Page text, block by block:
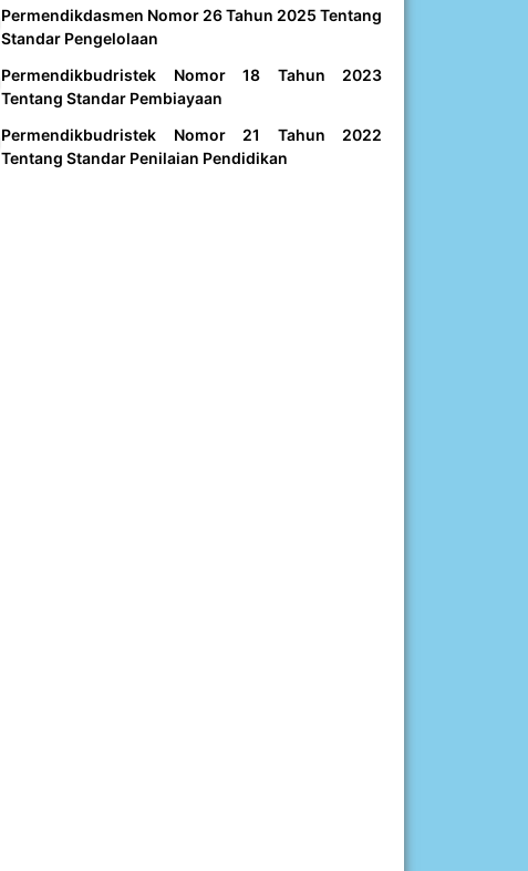
Permendikdasmen Nomor 26 Tahun 2025 Tentang
Standar Pengelolaan
Permendikbudristek Nomor 18 Tahun 2023
Tentang Standar Pembiayaan
Permendikbudristek Nomor 21 Tahun 2022
Tentang Standar Penilaian Pendidikan